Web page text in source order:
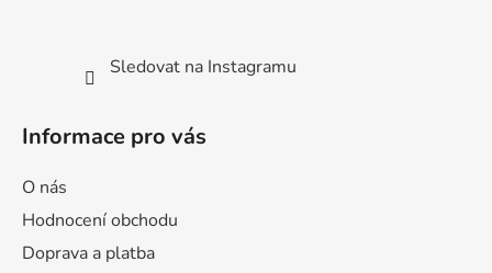
Sledovat na Instagramu
Informace pro vás
O nás
Hodnocení obchodu
Doprava a platba